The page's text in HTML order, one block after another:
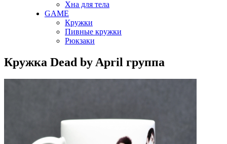
Хна для тела
GAME
Кружки
Пивные кружки
Рюкзаки
Кружка Dead by April группа